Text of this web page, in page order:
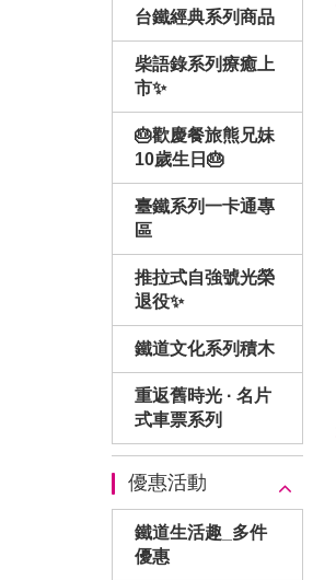
台鐵經典系列商品
柴語錄系列療癒上
市✨
🎂歡慶餐旅熊兄妹
10歲生日🎂
臺鐵系列一卡通專
區
推拉式自強號光榮
退役✨
鐵道文化系列積木
重返舊時光 · 名片
式車票系列
優惠活動
鐵道生活趣_多件
優惠